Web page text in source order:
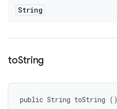
String
toString
public String toString ()